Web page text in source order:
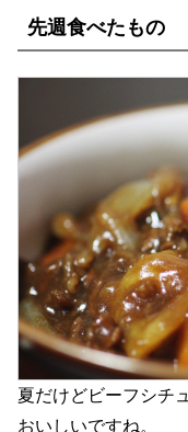
先週食べたもの
夏だけどビーフシチ
おいしいですね。